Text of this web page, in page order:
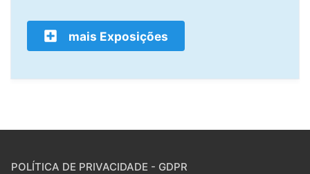
mais Exposições
POLÍTICA DE PRIVACIDADE - GDPR